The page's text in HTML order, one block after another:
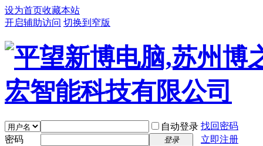
设为首页收藏本站
开启辅助访问 切换到窄版
自动登录 找回密码
密码
登录 立即注册